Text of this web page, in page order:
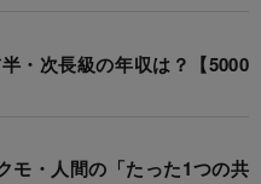
・次長級の年収は？【5000
モ・人間の「たった1つの共